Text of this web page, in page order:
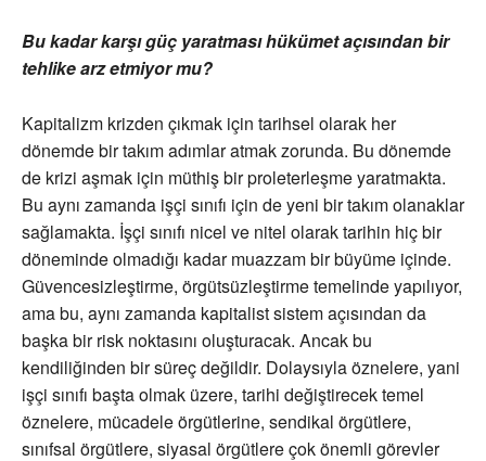
Bu kadar karşı güç yaratması hükümet açısından bir
tehlike arz etmiyor mu?
Kapitalizm krizden çıkmak için tarihsel olarak her
dönemde bir takım adımlar atmak zorunda. Bu dönemde
de krizi aşmak için müthiş bir proleterleşme yaratmakta.
Bu aynı zamanda işçi sınıfı için de yeni bir takım olanaklar
sağlamakta. İşçi sınıfı nicel ve nitel olarak tarihin hiç bir
döneminde olmadığı kadar muazzam bir büyüme içinde.
Güvencesizleştirme, örgütsüzleştirme temelinde yapılıyor,
ama bu, aynı zamanda kapitalist sistem açısından da
başka bir risk noktasını oluşturacak. Ancak bu
kendiliğinden bir süreç değildir. Dolaysıyla öznelere, yani
işçi sınıfı başta olmak üzere, tarihi değiştirecek temel
öznelere, mücadele örgütlerine, sendikal örgütlere,
sınıfsal örgütlere, siyasal örgütlere çok önemli görevler